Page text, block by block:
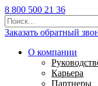
8 800 500 21 36
Заказать обратный
О компании
Карьера
Партнеры